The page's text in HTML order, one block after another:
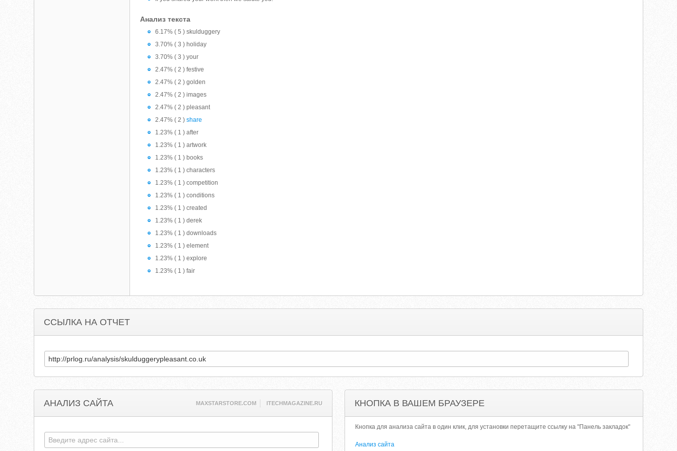
Анализ текста
6.17% ( 5 ) skulduggery
3.70% ( 3 ) holiday
3.70% ( 3 ) your
2.47% ( 2 ) festive
2.47% ( 2 ) golden
2.47% ( 2 ) images
2.47% ( 2 ) pleasant
2.47% ( 2 )share
1.23% ( 1 ) after
1.23% ( 1 ) artwork
1.23% ( 1 ) books
1.23% ( 1 ) characters
1.23% ( 1 ) competition
1.23% ( 1 ) conditions
1.23% ( 1 ) created
1.23% ( 1 ) derek
1.23% ( 1 ) downloads
1.23% ( 1 ) element
1.23% ( 1 ) explore
1.23% ( 1 ) fair
ССЫЛКА НА ОТЧЕТ
АНАЛИЗ САЙТА MAXSTARSTORE.COM ITECHMAGAZINE.RU КНОПКА В ВАШЕМ БРАУЗЕРЕ
Кнопка для анализа сайта в один клик, для установки перетащите ссылку на "Панель закладок"
Анализ сайта